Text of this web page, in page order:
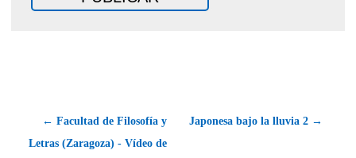
← Facultad de Filosofía y
Letras (Zaragoza) - Vídeo de
Japonesa bajo la lluvia 2 →